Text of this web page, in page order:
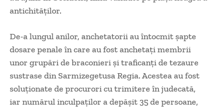
antichităţilor.
De-a lungul anilor, anchetatorii au întocmit şapte
dosare penale în care au fost anchetaţi membrii
unor grupări de braconieri şi traficanţi de tezaure
sustrase din Sarmizegetusa Regia. Acestea au fost
soluţionate de procurori cu trimitere în judecată,
iar numărul inculpaţilor a depăşit 35 de persoane,